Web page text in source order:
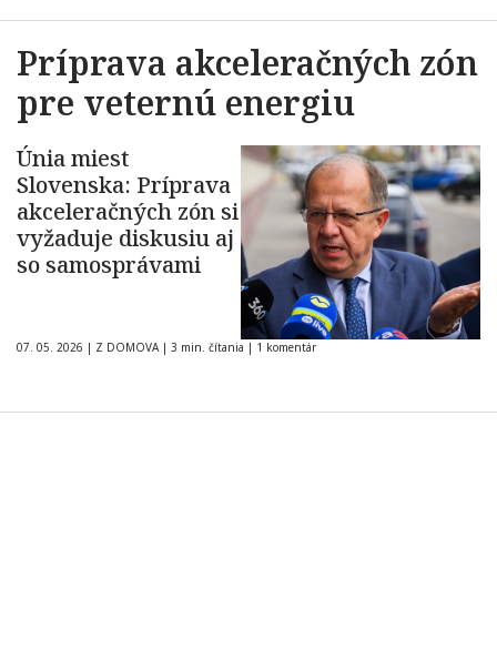
Príprava akceleračných zón
pre veternú energiu
Únia miest
Slovenska: Príprava
akceleračných zón si
vyžaduje diskusiu aj
so samosprávami
07. 05. 2026 | Z DOMOVA | 3 min. čítania | 1 komentár